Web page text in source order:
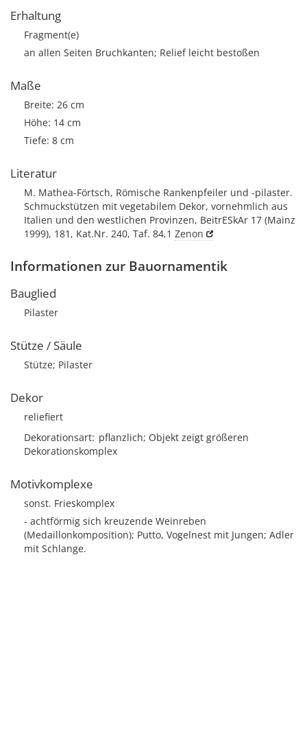
Erhaltung
Fragment(e)
an allen Seiten Bruchkanten; Relief leicht bestoßen
Maße
Breite: 26 cm
Höhe: 14 cm
Tiefe: 8 cm
Literatur
M. Mathea-Förtsch, Römische Rankenpfeiler und -pilaster.
Schmuckstützen mit vegetabilem Dekor, vornehmlich aus
Italien und den westlichen Provinzen, BeitrESkAr 17 (Mainz
1999), 181, Kat.Nr. 240, Taf. 84,1 Zenon
Informationen zur Bauornamentik
Bauglied
Pilaster
Stütze / Säule
Stütze; Pilaster
Dekor
reliefiert
Dekorationsart pflanzlich; Objekt zeigt größeren
Dekorationskomplex
Motivkomplexe
sonst. Frieskomplex
- achtförmig sich kreuzende Weinreben
(Medaillonkomposition); Putto, Vogelnest mit Jungen; Adler
mit Schlange.